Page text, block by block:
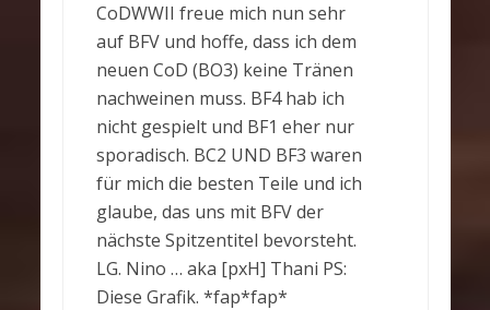
CoDWWII freue mich nun sehr
auf BFV und hoffe, dass ich dem
neuen CoD (BO3) keine Tränen
nachweinen muss. BF4 hab ich
nicht gespielt und BF1 eher nur
sporadisch. BC2 UND BF3 waren
für mich die besten Teile und ich
glaube, das uns mit BFV der
nächste Spitzentitel bevorsteht.
LG. Nino … aka [pxH] Thani PS:
Diese Grafik. *fap*fap*